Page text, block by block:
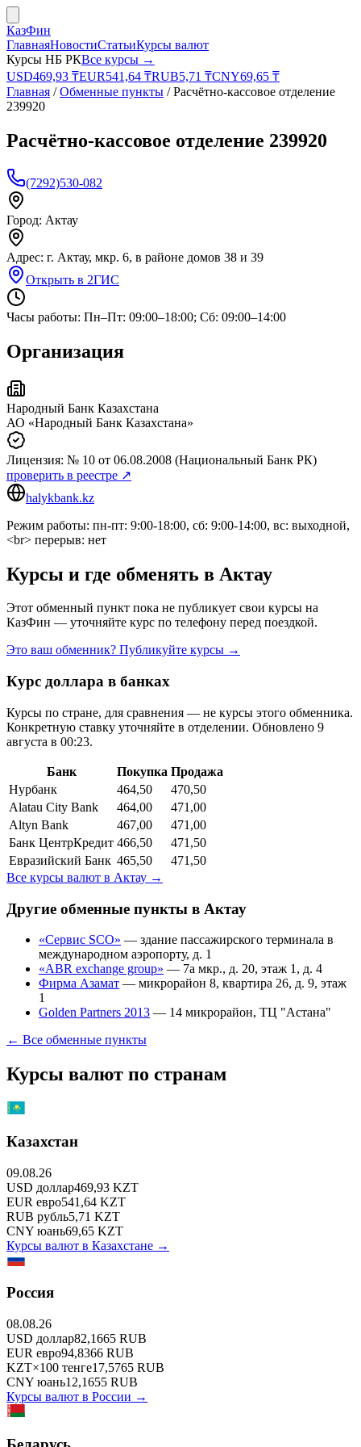
КазФин
ГлавнаяНовостиСтатьиКурсы валют
Курсы НБ РКВсе курсы →
USD469,93 ₸EUR541,64 ₸RUB5,71 ₸CNY69,65 ₸
Главная /Обменные пункты /Расчётно-кассовое отделение
239920
Расчётно-кассовое отделение 239920
(7292)530-082
Город: Актау
Адрес: г. Актау, мкр. 6, в районе домов 38 и 39
Открыть в 2ГИС
Часы работы: Пн–Пт: 09:00–18:00; Сб: 09:00–14:00
Организация
Народный Банк Казахстана
АО «Народный Банк Казахстана»
Лицензия: № 10 от 06.08.2008 (Национальный Банк РК)
проверить в реестре ↗
halykbank.kz
Режим работы: пн-пт: 9:00-18:00, сб: 9:00-14:00, вс: выходной,
<br> перерыв: нет
Курсы и где обменять в Актау
Этот обменный пункт пока не публикует свои курсы на
КазФин — уточняйте курс по телефону перед поездкой.
Это ваш обменник? Публикуйте курсы →
Курс доллара в банках
Курсы по стране, для сравнения — не курсы этого обменника.
Конкретную ставку уточняйте в отделении. Обновлено 9
августа в 00:23.
Банк Покупка Продажа
Нурбанк
464,50
470,50
Alatau City Bank
464,00
471,00
Altyn Bank
467,00
471,00
Банк ЦентрКредит 466,50
471,50
Евразийский Банк 465,50
471,50
Все курсы валют в Актау →
Другие обменные пункты в Актау
«Сервис SCO» — здание пассажирского терминала в
международном аэропорту, д. 1
«ABR exchange group» — 7а мкр., д. 20, этаж 1, д. 4
Фирма Азамат — микрорайон 8, квартира 26, д. 9, этаж
1
Golden Partners 2013 — 14 микрорайон, ТЦ "Астана"
← Все обменные пункты
Курсы валют по странам
Казахстан
09.08.26
USD доллар469,93 KZT
EUR евро541,64 KZT
RUB рубль5,71 KZT
CNY юань69,65 KZT
Курсы валют в Казахстане →
Россия
08.08.26
USD доллар82,1665 RUB
EUR евро94,8366 RUB
KZT×100 тенге17,5765 RUB
CNY юань12,1655 RUB
Курсы валют в России →